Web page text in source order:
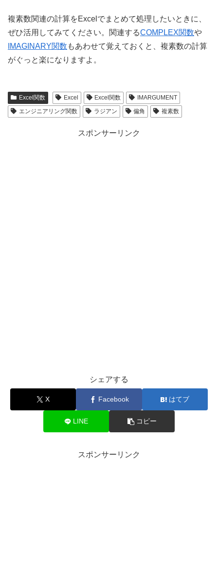
複素数関連の計算をExcelでまとめて処理したいときに、
ぜひ活用してみてください。関連するCOMPLEX関数や
IMAGINARY関数 もあわせて覚えておくと、複素数の計算
がぐっと楽になりますよ。
Excel関数 Excel Excel関数
IMARGUMENT
エンジニアリング関数
ラジアン 偏角 複素数
スポンサーリンク
シェアする
X Facebook はてブ
LINE コピー
スポンサーリンク